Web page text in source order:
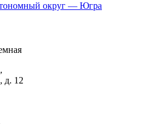
округ — Югра
д. 12